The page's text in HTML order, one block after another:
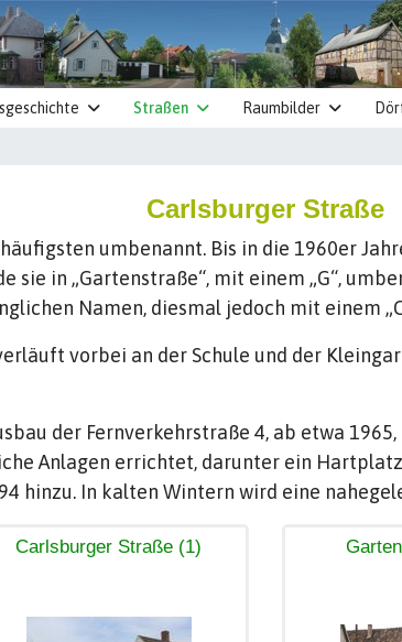
Straßen Raumbilder
Carlsburger Straße
umbenannt. Bis in die 1960er
sie in „Gartenstraße“, mit einem „G“,
Namen, diesmal jedoch mit einem
vorbei an der Schule und der
der Fernverkehrstraße 4, ab etwa
Anlagen errichtet, darunter ein
hinzu. In kalten Wintern wird eine
Carlsburger Straße (1)